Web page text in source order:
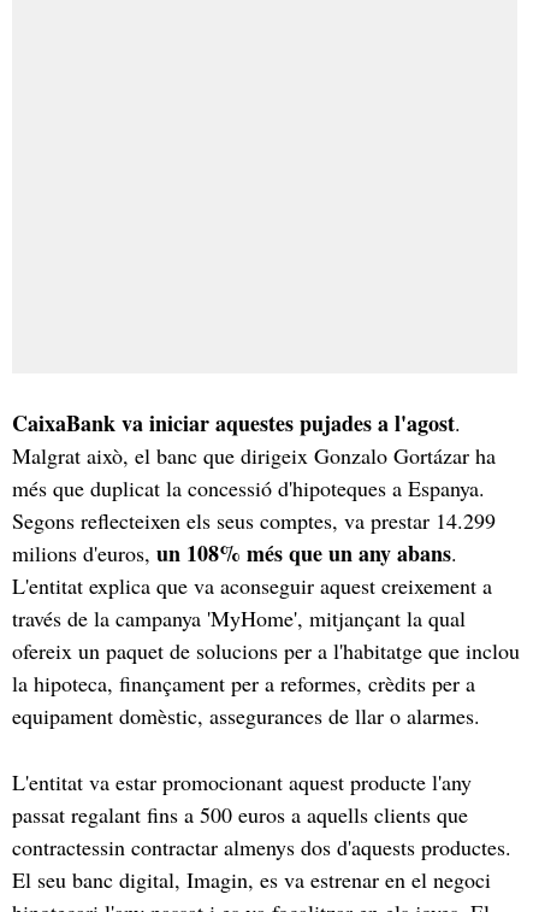
CaixaBank va iniciar aquestes pujades a l'agost.
Malgrat això, el banc que dirigeix Gonzalo Gortázar ha
més que duplicat la concessió d'hipoteques a Espanya.
Segons reflecteixen els seus comptes, va prestar 14.299
milions d'euros, un 108% més que un any abans.
L'entitat explica que va aconseguir aquest creixement a
través de la campanya 'MyHome', mitjançant la qual
ofereix un paquet de solucions per a l'habitatge que inclou
la hipoteca, finançament per a reformes, crèdits per a
equipament domèstic, assegurances de llar o alarmes.
L'entitat va estar promocionant aquest producte l'any
passat regalant fins a 500 euros a aquells clients que
contractessin contractar almenys dos d'aquests productes.
El seu banc digital, Imagin, es va estrenar en el negoci